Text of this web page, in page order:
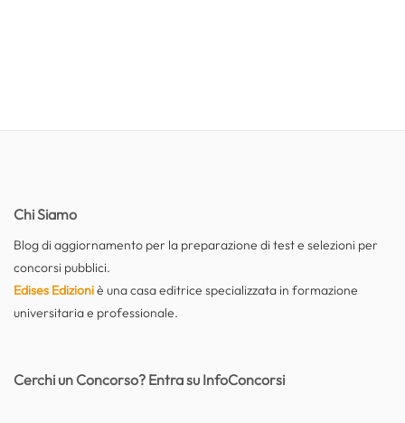
Chi Siamo
Blog di aggiornamento per la preparazione di test e selezioni per
concorsi pubblici.
Edises Edizioniè una casa editrice specializzata in formazione
universitaria e professionale.
Cerchi un Concorso? Entra su InfoConcorsi